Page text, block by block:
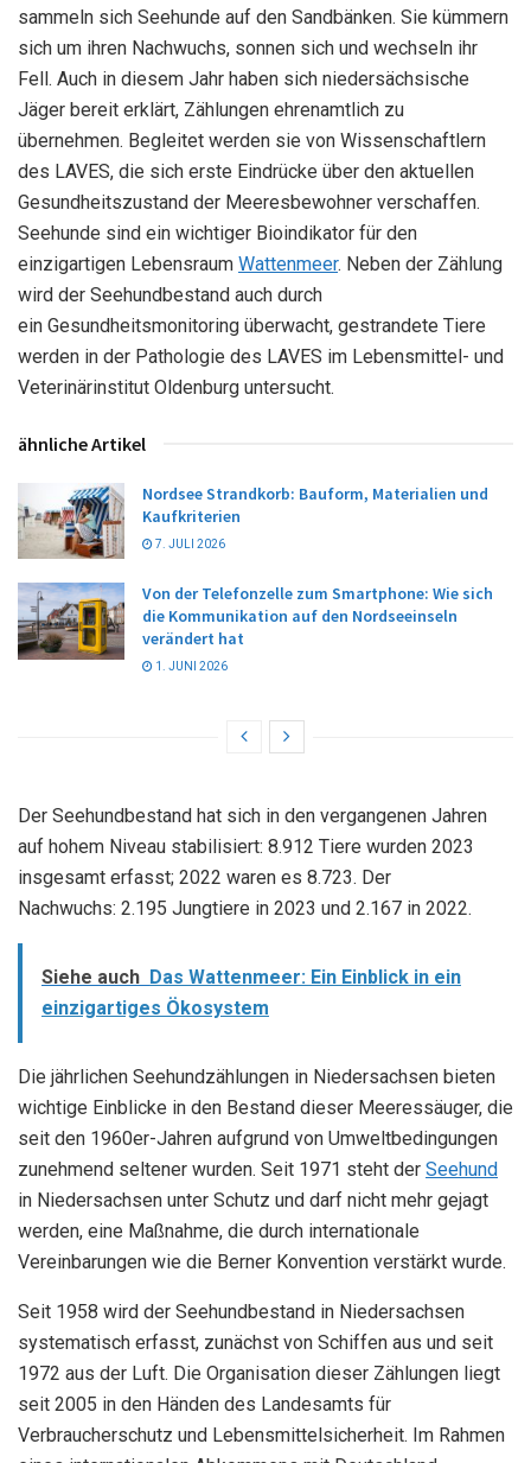
sammeln sich Seehunde auf den Sandbänken. Sie kümmern
sich um ihren Nachwuchs, sonnen sich und wechseln ihr
Fell. Auch in diesem Jahr haben sich niedersächsische
Jäger bereit erklärt, Zählungen ehrenamtlich zu
übernehmen. Begleitet werden sie von Wissenschaftlern
des LAVES, die sich erste Eindrücke über den aktuellen
Gesundheitszustand der Meeresbewohner verschaffen.
Seehunde sind ein wichtiger Bioindikator für den
einzigartigen Lebensraum Wattenmeer. Neben der Zählung
wird der Seehundbestand auch durch
ein Gesundheitsmonitoring überwacht, gestrandete Tiere
werden in der Pathologie des LAVES im Lebensmittel- und
Veterinärinstitut Oldenburg untersucht.
ähnliche Artikel
Nordsee Strandkorb: Bauform, Materialien und
Kaufkriterien
7. JULI 2026
Von der Telefonzelle zum Smartphone: Wie sich
die Kommunikation auf den Nordseeinseln
verändert hat
1. JUNI 2026
Der Seehundbestand hat sich in den vergangenen Jahren
auf hohem Niveau stabilisiert: 8.912 Tiere wurden 2023
insgesamt erfasst; 2022 waren es 8.723. Der
Nachwuchs: 2.195 Jungtiere in 2023 und 2.167 in 2022.
Siehe auch Das Wattenmeer: Ein Einblick in ein
einzigartiges Ökosystem
Die jährlichen Seehundzählungen in Niedersachsen bieten
wichtige Einblicke in den Bestand dieser Meeressäuger, die
seit den 1960er-Jahren aufgrund von Umweltbedingungen
zunehmend seltener wurden. Seit 1971 steht der Seehund
in Niedersachsen unter Schutz und darf nicht mehr gejagt
werden, eine Maßnahme, die durch internationale
Vereinbarungen wie die Berner Konvention verstärkt wurde.
Seit 1958 wird der Seehundbestand in Niedersachsen
systematisch erfasst, zunächst von Schiffen aus und seit
1972 aus der Luft. Die Organisation dieser Zählungen liegt
seit 2005 in den Händen des Landesamts für
Verbraucherschutz und Lebensmittelsicherheit. Im Rahmen